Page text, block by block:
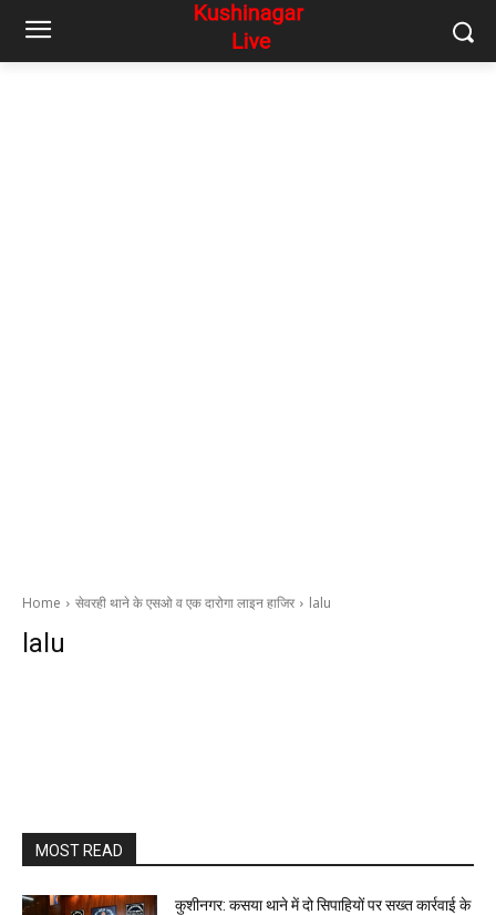
Home सेवरही थाने के एसओ व एक दारोगा लाइन हाजिर lalu
lalu
MOST READ
कुशीनगर: कसया थाने में दो सिपाहियों पर सख्त कार्रवाई के